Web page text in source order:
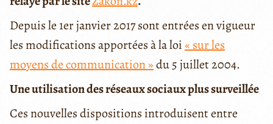
Depuis le 1er janvier 2017 sont entrées en vigueur
les modifications apportées à la loi« sur les
moyens de communication »du 5 juillet 2004.
Une utilisation des réseaux sociaux plus surveillée
Ces nouvelles dispositions introduisent entre